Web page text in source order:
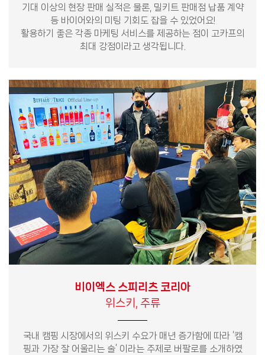
기대 이상의 현장 판매 실적은 물론, 밀키트 판매점 납품 계약
등 바이어와의 미팅 기회도 잡을 수 있었어요!
활용하기 좋은 각종 마케팅 서비스를 제공하는 점이 고카프의
최대 강점이라고 생각됩니다.
비이엑스 스피리츠 코리아
위스키, 주류
국내 캠핑 시장에서의 위스키 수요가 매년 증가함에 따라 ‘캠
핑과 가장 잘 어울리는 술’ 이라는 주제로 버팔로를 소개하였